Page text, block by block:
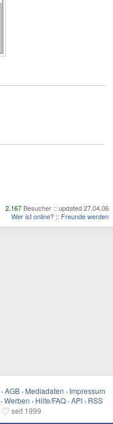
2.167 Besucher :: updated 27.04.06
Wer ist online? :: Freunde werden
· AGB · Mediadaten · Impressum
· Werben · Hilfe/FAQ · API · RSS
♡ seit 1999